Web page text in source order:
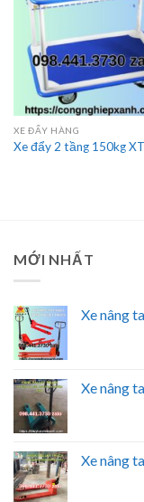
XE ĐẨY HÀNG
Xe đẩy 2 tầng 150kg
MỚI NHẤT
Xe nâng
Xe nâng
Xe nâng